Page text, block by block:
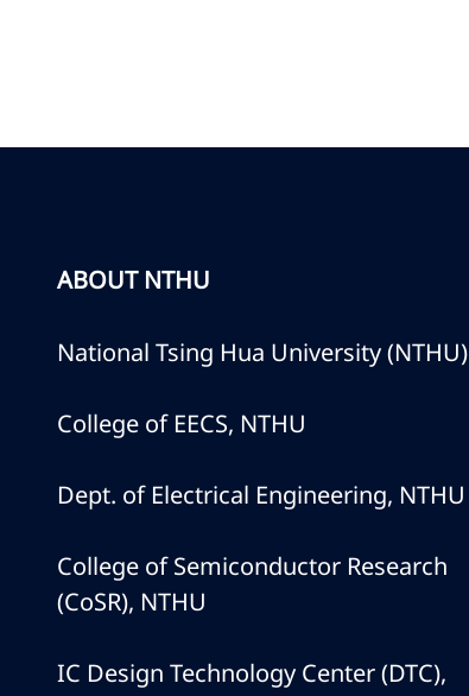
ABOUT NTHU
National Tsing Hua University (NTHU)
College of EECS, NTHU
Dept. of Electrical Engineering, NTHU
College of Semiconductor Research
(CoSR), NTHU
IC Design Technology Center (DTC),